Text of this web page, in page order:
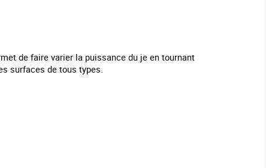
de faire varier la puissance du je en tournant
surfaces de tous types.